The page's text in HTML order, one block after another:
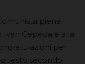
piena
Cepeda e alla
per
secondo